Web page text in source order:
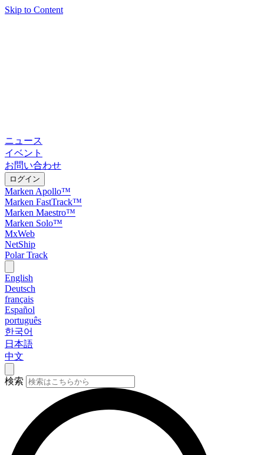
Skip to Content
ニュース
イベント
お問い合わせ
ログイン
Marken Apollo™
Marken FastTrack™
Marken Maestro™
Marken Solo™
MxWeb
NetShip
Polar Track
English
Deutsch
français
Español
português
한국어
日本語
中文
検索